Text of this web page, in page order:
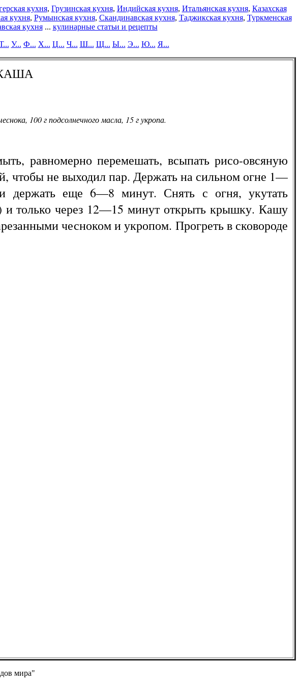
кухня, Грузинская кухня, Индийская кухня, Итальянская кухня, Казахская
кухня, Румынская кухня, Скандинавская кухня, Таджикская кухня, Туркменская
кухня... кулинарные статьи и рецепты
У... Ф... Х... Ц... Ч... Ш... Щ... Ы... Э... Ю... Я...
100 г подсолнечного масла, 15 г укропа.
равномерно перемешать, всыпать рисо-овсяную
чтобы не выходил пар. Держать на сильном огне 1—
держать еще 6—8 минут. Снять с огня, укутать
и только через 12—15 минут открыть крышку. Кашу
чесноком и укропом. Прогреть в сковороде
мира"